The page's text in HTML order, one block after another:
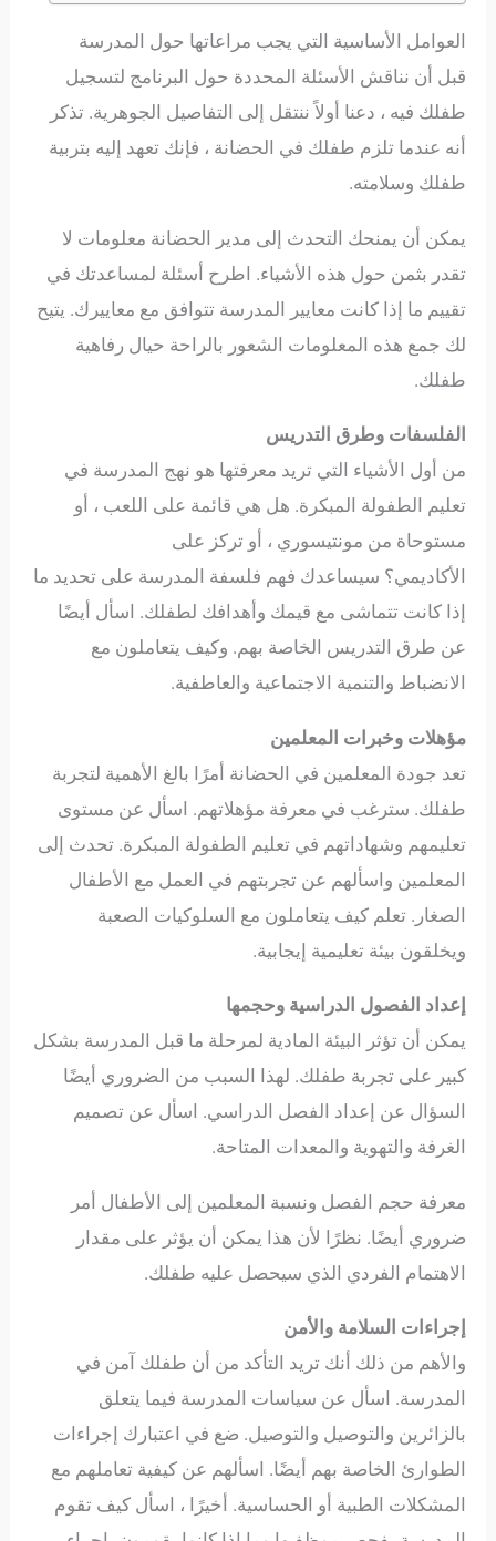
العوامل الأساسية التي يجب مراعاتها حول المدرسة
قبل أن نناقش الأسئلة المحددة حول البرنامج لتسجيل
طفلك فيه ، دعنا أولاً ننتقل إلى التفاصيل الجوهرية. تذكر
أنه عندما تلزم طفلك في الحضانة ، فإنك تعهد إليه بتربية
طفلك وسلامته.
يمكن أن يمنحك التحدث إلى مدير الحضانة معلومات لا
تقدر بثمن حول هذه الأشياء. اطرح أسئلة لمساعدتك في
تقييم ما إذا كانت معايير المدرسة تتوافق مع معاييرك. يتيح
لك جمع هذه المعلومات الشعور بالراحة حيال رفاهية
طفلك.
الفلسفات وطرق التدريس
من أول الأشياء التي تريد معرفتها هو نهج المدرسة في
تعليم الطفولة المبكرة. هل هي قائمة على اللعب ، أو
مستوحاة من مونتيسوري ، أو تركز على
الأكاديمي؟ سيساعدك فهم فلسفة المدرسة على تحديد ما
إذا كانت تتماشى مع قيمك وأهدافك لطفلك. اسأل أيضًا
عن طرق التدريس الخاصة بهم. وكيف يتعاملون مع
الانضباط والتنمية الاجتماعية والعاطفية.
مؤهلات وخبرات المعلمين
تعد جودة المعلمين في الحضانة أمرًا بالغ الأهمية لتجربة
طفلك. سترغب في معرفة مؤهلاتهم. اسأل عن مستوى
تعليمهم وشهاداتهم في تعليم الطفولة المبكرة. تحدث إلى
المعلمين واسألهم عن تجربتهم في العمل مع الأطفال
الصغار. تعلم كيف يتعاملون مع السلوكيات الصعبة
ويخلقون بيئة تعليمية إيجابية.
إعداد الفصول الدراسية وحجمها
يمكن أن تؤثر البيئة المادية لمرحلة ما قبل المدرسة بشكل
كبير على تجربة طفلك. لهذا السبب من الضروري أيضًا
السؤال عن إعداد الفصل الدراسي. اسأل عن تصميم
الغرفة والتهوية والمعدات المتاحة.
معرفة حجم الفصل ونسبة المعلمين إلى الأطفال أمر
ضروري أيضًا. نظرًا لأن هذا يمكن أن يؤثر على مقدار
الاهتمام الفردي الذي سيحصل عليه طفلك.
إجراءات السلامة والأمن
والأهم من ذلك أنك تريد التأكد من أن طفلك آمن في
المدرسة. اسأل عن سياسات المدرسة فيما يتعلق
بالزائرين والتوصيل والتوصيل. ضع في اعتبارك إجراءات
الطوارئ الخاصة بهم أيضًا. اسألهم عن كيفية تعاملهم مع
المشكلات الطبية أو الحساسية. أخيرًا ، اسأل كيف تقوم